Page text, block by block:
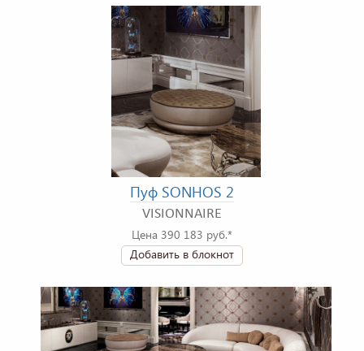
Пуф SONHOS 2
VISIONNAIRE
Цена 390 183 руб.*
Добавить в блокнот